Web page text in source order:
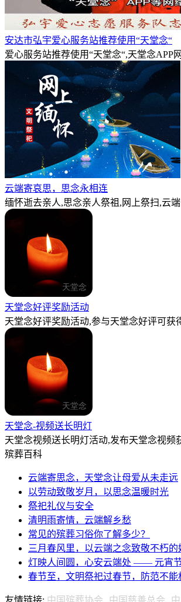
安达市弘宇爱心服务站推荐使用“天堂念“
爱心服务站推荐使用“天堂念“,天堂念
云端寄哀思，思念永相连
缅怀逝去亲人,思念亲人祭祖,网上祭扫,云
天堂念好评奖励活动
天堂念好评奖励活动,参与天堂念好评可
天堂念-视频送长明灯
天堂念视频送长明灯活动,发布天堂念视
殡葬百科
云端寄思念，天堂念让母爱从未走远
以劳动致敬岁月，以思念温暖时光
祭祀礼仪与安全
清明雨寄情，云端解乡愁
常见的殡葬习俗你了解多少？
三月春风里，以云端之念致敬不朽的
灯映人间圆，心安云端处 —— 元宵
春节至，文明祭祀过春节，防范不能
友情链接: 中国殡葬协会 中国慈善总会